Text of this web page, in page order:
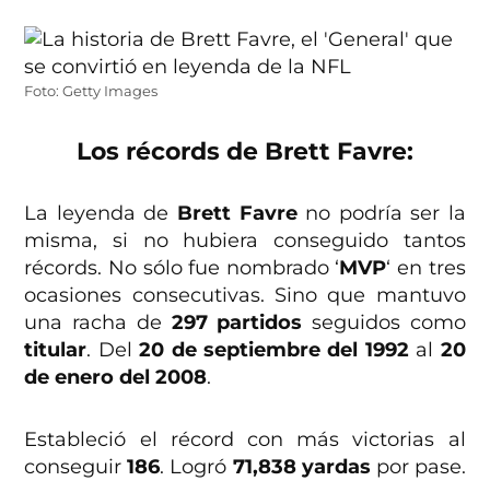
Foto: Getty Images
Los récords de Brett Favre:
La leyenda de Brett Favreno podría ser la
misma, si no hubiera conseguido tantos
récords. No sólo fue nombrado ‘MVP‘ en tres
ocasiones consecutivas. Sino que mantuvo
una racha de 297 partidos seguidos como
titular. Del20 de septiembre del 1992al 20
de enero del 2008.
Estableció el récord con más victorias al
conseguir186. Logró 71,838 yardas por pase.